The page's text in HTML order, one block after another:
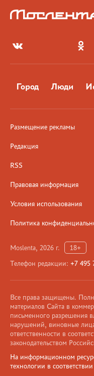
Город Люди
Размещение рекламы
Редакция
RSS
Правовая информация
Условия использования
Политика
Moslenta, 2026 г.
18+
Телефон редакции: +7 495
Все права защищены.
материалов Сайта в
письменного разрешения
нарушений, виновные
ответственности в
законодательством
На информационном
технологии в